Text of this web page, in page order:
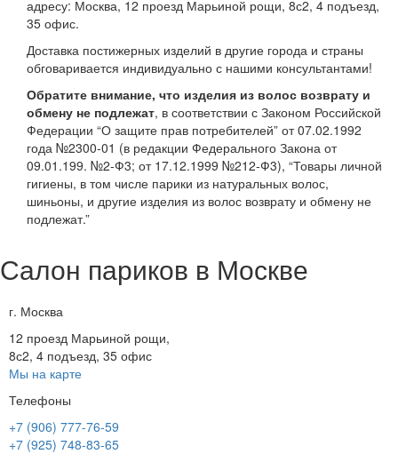
адресу: Москва, 12 проезд Марьиной рощи, 8с2, 4 подъезд,
35 офис.
Доставка постижерных изделий в другие города и страны
обговаривается индивидуально с нашими консультантами!
Обратите внимание, что изделия из волос возврату и
обмену не подлежат, в соответствии с Законом Российской
Федерации “О защите прав потребителей” от 07.02.1992
года №2300-01 (в редакции Федерального Закона от
09.01.199. №2-Ф3; от 17.12.1999 №212-Ф3), “Товары личной
гигиены, в том числе парики из натуральных волос,
шиньоны, и другие изделия из волос возврату и обмену не
подлежат.”
Салон париков в Москве
г. Москва
12 проезд Марьиной рощи,
8с2, 4 подъезд, 35 офис
Мы на карте
Телефоны
+7 (906) 777-76-59
+7 (925) 748-83-65